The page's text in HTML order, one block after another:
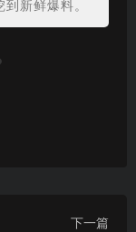
新鲜爆料。
下一篇